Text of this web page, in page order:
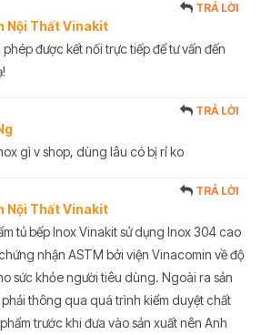
Nội Thất Vinakit
TRẢ LỜI
được kết nối trực tiếp để tư vấn đến
TRẢ LỜI
gì v shop, dùng lâu có bị rỉ ko
Nội Thất Vinakit
TRẢ LỜI
tủ bếp Inox Vinakit sử dụng Inox 304 cao
nhận ASTM bởi viện Vinacomin về độ
sức khỏe người tiêu dùng. Ngoài ra sản
thông qua quá trình kiểm duyệt chất
trước khi đưa vào sản xuất nên Anh